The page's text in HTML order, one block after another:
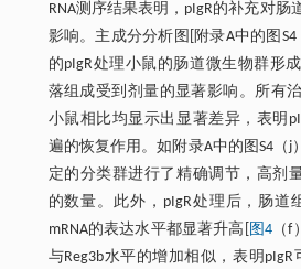
RNA测序结果表明，pIgR的补充对肠
影响。主成分分析图[附录A中的图
的pIgR处理小鼠的肠道微生物群形
落组成受到剂量的显著影响。所有
小鼠相比均显示出显著差异，表明
遍的恢复作用。如附录A中的图S4（j
定的分类群进行了精确调节，高剂
的数量。此外，pIgR处理后，肠道
mRNA的表达水平都显著升高[ 图4 （
与Reg3b水平的增加相似，表明pIgR